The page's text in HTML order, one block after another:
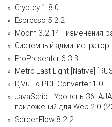
Cryptey 1.8.0
Espresso 5.2.2
Moom 3.2.14 - изменения
Системный
ProPresenter 6.3.8
Metro Last Light [Native]
DjVu To PDF Converter 1.0
JavaScript. Уровень 3б.
приложений для Web 2.0
ScreenFlow 8.2.2